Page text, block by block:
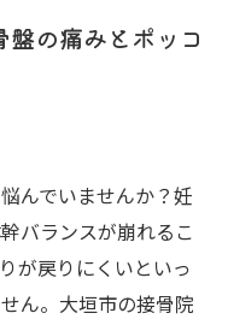
の痛みとポッコ
んでいませんか？妊
バランスが崩れるこ
が戻りにくいといっ
ん。大垣市の接骨院